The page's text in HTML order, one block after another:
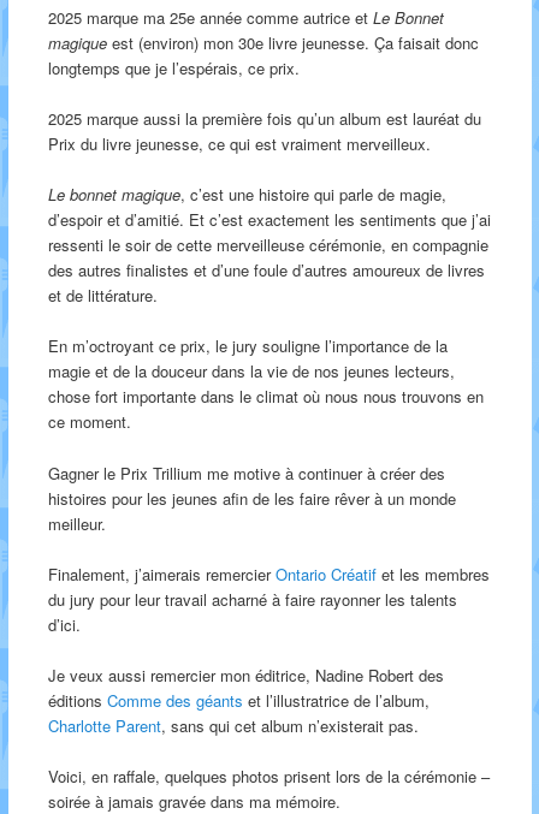
2025 marque ma 25e année comme autrice et Le Bonnet
magiqueest (environ) mon 30e livre jeunesse. Ça faisait donc
longtemps que je l’espérais, ce prix.
2025 marque aussi la première fois qu’un album est lauréat du
Prix du livre jeunesse, ce qui est vraiment merveilleux.
Le bonnet magique, c’est une histoire qui parle de magie,
d’espoir et d’amitié. Et c’est exactement les sentiments que j’ai
ressenti le soir de cette merveilleuse cérémonie, en compagnie
des autres finalistes et d’une foule d’autres amoureux de livres
et de littérature.
En m’octroyant ce prix, le jury souligne l’importance de la
magie et de la douceur dans la vie de nos jeunes lecteurs,
chose fort importante dans le climat où nous nous trouvons en
ce moment.
Gagner le Prix Trillium me motive à continuer à créer des
histoires pour les jeunes afin de les faire rêver à un monde
meilleur.
Finalement, j’aimerais remercierOntario Créatifet les membres
du jury pour leur travail acharné à faire rayonner les talents
d’ici.
Je veux aussi remercier mon éditrice, Nadine Robert des
éditions Comme des géants et l’illustratrice de l’album,
Charlotte Parent, sans qui cet album n’existerait pas.
Voici, en raffale, quelques photos prisent lors de la cérémonie –
soirée à jamais gravée dans ma mémoire.